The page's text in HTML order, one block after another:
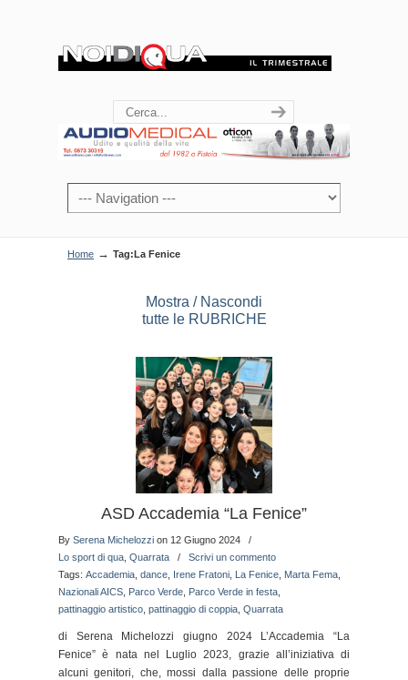
Home → Tag:La Fenice
Mostra / Nascondi
tutte le RUBRICHE
ASD Accademia “La Fenice”
By Serena Michelozzi on 12 Giugno 2024
/
Lo sport di qua Quarrata / Scrivi un commento
Tags: Accademia dance Irene Fratoni La Fenice Marta Fema
Nazionali AICS Parco Verde Parco Verde in festa
pattinaggio artistico pattinaggio di coppia Quarrata
di Serena Michelozzi giugno 2024 L’Accademia “La
Fenice” è nata nel Luglio 2023, grazie all’iniziativa di
alcuni genitori, che, mossi dalla passione delle proprie